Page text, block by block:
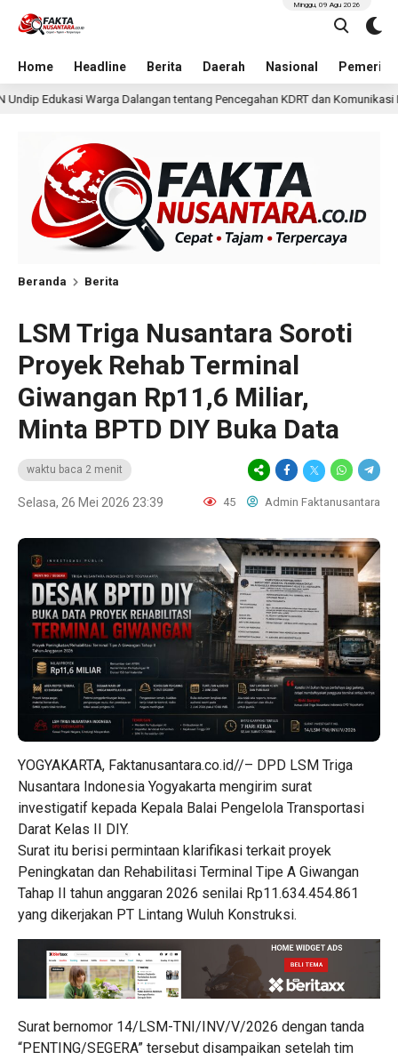
Home Headline Berita Daerah Nasional
Minggu, 09 Agu 2026
tentang Pencegahan KDRT dan Komunikasi Keluarga 1 hari lalu
Beranda Berita
LSM Triga Nusantara Soroti
Proyek Rehab Terminal
Giwangan Rp11,6 Miliar,
Minta BPTD DIY Buka Data
waktu baca 2 menit
Selasa, 26 Mei 2026 23:39 45 Admin Faktanusantara
YOGYAKARTA, Faktanusantara.co.id//– DPD LSM Triga
Nusantara Indonesia Yogyakarta mengirim surat
investigatif kepada Kepala Balai Pengelola Transportasi
Darat Kelas II DIY.
Surat itu berisi permintaan klarifikasi terkait proyek
Peningkatan dan Rehabilitasi Terminal Tipe A Giwangan
Tahap II tahun anggaran 2026 senilai Rp11.634.454.861
yang dikerjakan PT Lintang Wuluh Konstruksi.
Surat bernomor 14/LSM-TNI/INV/V/2026 dengan tanda
“PENTING/SEGERA” tersebut disampaikan setelah tim